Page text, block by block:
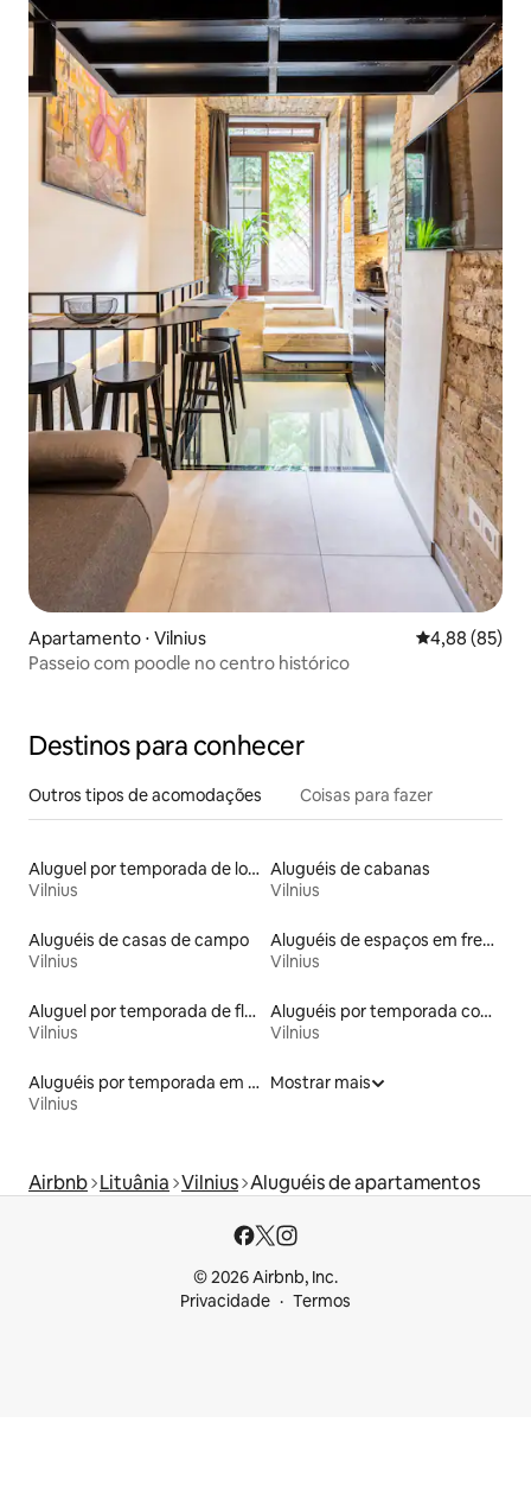
Apartamento ⋅ Vilnius 4,88 de uma
4,88 (85)
Passeio com poodle no centro histórico
Destinos para conhecer
Outros tipos de acomodações Coisas para fazer
Aluguel por temporada de lofts
Vilnius
Aluguéis de cabanas
Vilnius
Aluguéis de casas de campo
Vilnius
Aluguéis de espaços em frente à praia
Vilnius
Aluguel por temporada de flats
Vilnius
Aluguéis por temporada com sauna
Vilnius
Aluguéis por temporada em albergue
Vilnius
Mostrar mais
Airbnb Lituânia Vilnius Aluguéis de apartamentos
© 2026 Airbnb, Inc.
Privacidade
Termos